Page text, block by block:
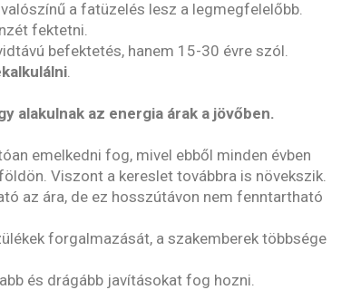
a fatüzelés lesz a legmegfelelőbb.
fektetni.
befektetés, hanem 15-30 évre szól.
.
alakulnak az energia árak a jövőben.
emelkedni fog, mivel ebből minden évben
Viszont a kereslet továbbra is növekszik.
az ára, de ez hosszútávon nem fenntartható
forgalmazását, a szakemberek többsége
és drágább javításokat fog hozni.